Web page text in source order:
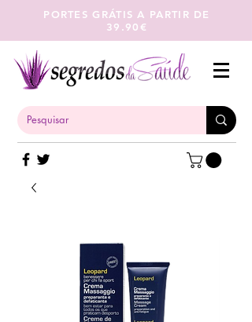
PORTES GRÁTIS A PARTIR DE
39.90€